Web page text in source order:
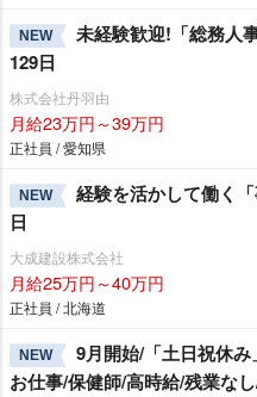
NEW
未経験歓迎!「総務人
129日
株式会社丹羽由
月給23万円～39万円
正社員 / 愛知県
NEW
経験を活かして働く
日
大成建設株式会社
月給25万円～40万円
正社員 / 北海道
NEW
9月開始/「土日祝休
お仕事/保健師/高時給/残業な